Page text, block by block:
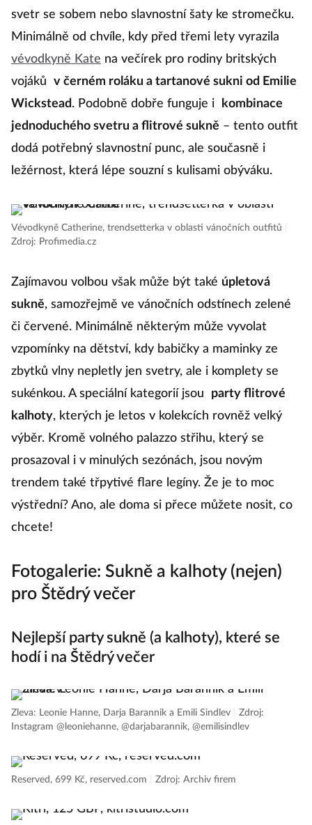
svetr se sobem nebo slavnostní šaty ke stromečku.
Minimálně od chvíle, kdy před třemi lety vyrazila
vévodkyně Kate na večírek pro rodiny britských
vojáků
v černém roláku a tartanové sukni od Emilie
Wickstead. Podobně dobře funguje i
kombinace
jednoduchého svetru a flitrové sukně – tento outfit
dodá potřebný slavnostní punc, ale současně i
ležérnost, která lépe souzní s kulisami obýváku.
Vévodkyně Catherine, trendsetterka v oblasti vánočních outfitů
Zdroj: Profimedia.cz
Zajímavou volbou však může být také úpletová
sukně, samozřejmě ve vánočních odstínech zelené
či červené. Minimálně některým může vyvolat
vzpomínky na dětství, kdy babičky a maminky ze
zbytků vlny nepletly jen svetry, ale i komplety se
sukénkou. A speciální kategorií jsou
party flitrové
kalhoty, kterých je letos v kolekcích rovněž velký
výběr. Kromě volného palazzo střihu, který se
prosazoval i v minulých sezónách, jsou novým
trendem také třpytivé flare legíny. Že je to moc
výstřední? Ano, ale doma si přece můžete nosit, co
chcete!
Fotogalerie: Sukně a kalhoty (nejen)
pro Štědrý večer
Nejlepší party sukně (a kalhoty), které se
hodí i na Štědrý večer
Zleva: Leonie Hanne, Darja Barannik a Emili Sindlev
Zdroj:
Instagram @leoniehanne, @darjabarannik, @emilisindlev
Reserved, 699 Kč, reserved.com Zdroj: Archiv firem